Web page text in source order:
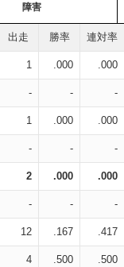
障害
出走 勝率 連対率
1 .000 .000
- - -
1 .000 .000
- - -
2 .000 .000
- - -
12 .167 .417
4 .500 .500